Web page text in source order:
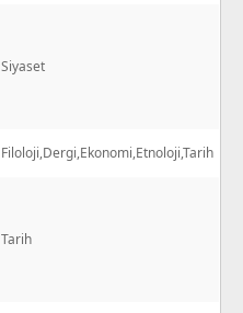
Siyaset
Filoloji,Dergi,Ekonomi,Etnoloji,Tarih
Tarih